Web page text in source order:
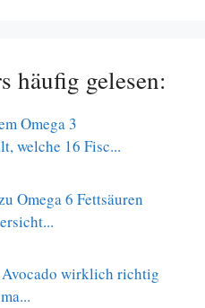
häufig gelesen:
Omega 3
welche 16 Fisc...
Omega 6 Fettsäuren
wirklich richtig